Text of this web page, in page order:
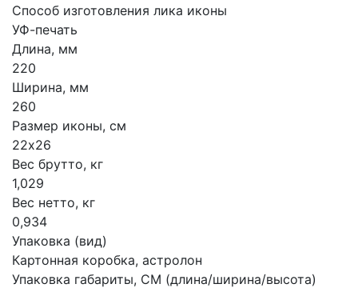
Способ изготовления лика иконы
УФ-печать
Длина, мм
220
Ширина, мм
260
Размер иконы, см
22х26
Вес брутто, кг
1,029
Вес нетто, кг
0,934
Упаковка (вид)
Картонная коробка, астролон
Упаковка габариты, СМ (длина/ширина/высота)